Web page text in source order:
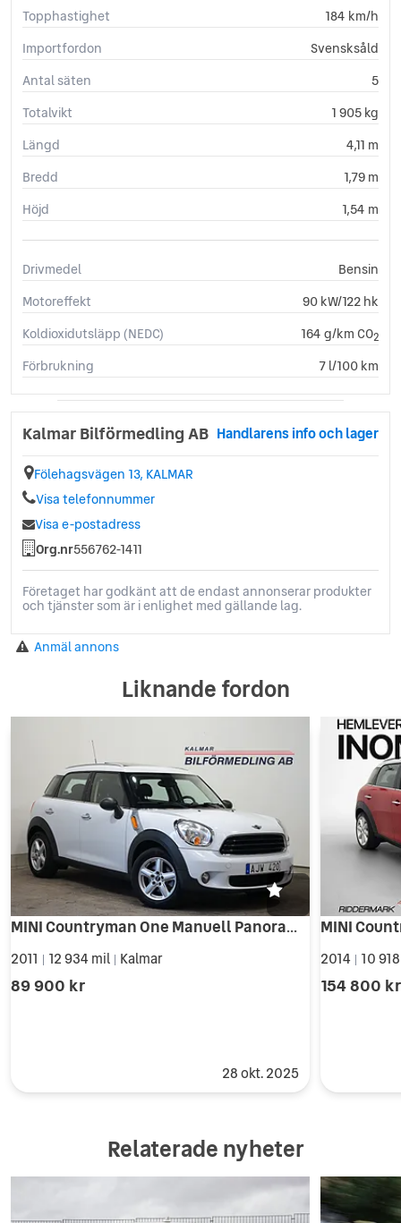
Topphastighet
184 km/h
Importfordon
Svensksåld
Antal säten
5
Totalvikt
1 905 kg
Längd
4,11 m
Bredd
1,79 m
Höjd
1,54 m
Drivmedel
Bensin
Motoreffekt
90 kW/122 hk
Koldioxidutsläpp (NEDC)
164 g/km CO2
Förbrukning 7 l/100 km
Kalmar Bilförmedling AB Handlarens info och lager
Fölehagsvägen 13, KALMAR
Visa telefonnummer
Visa e-postadress
Org.nr556762-1411
Företaget har godkänt att de endast annonserar produkter
och tjänster som är i enlighet med gällande lag.
Anmäl annons
Liknande fordon
MINI Countryman One Manuell Panorama 98hk
2011 12 934 mil Kalmar
89 900 kr
28 okt. 2025
2014 10
154 800 kr
Relaterade nyheter